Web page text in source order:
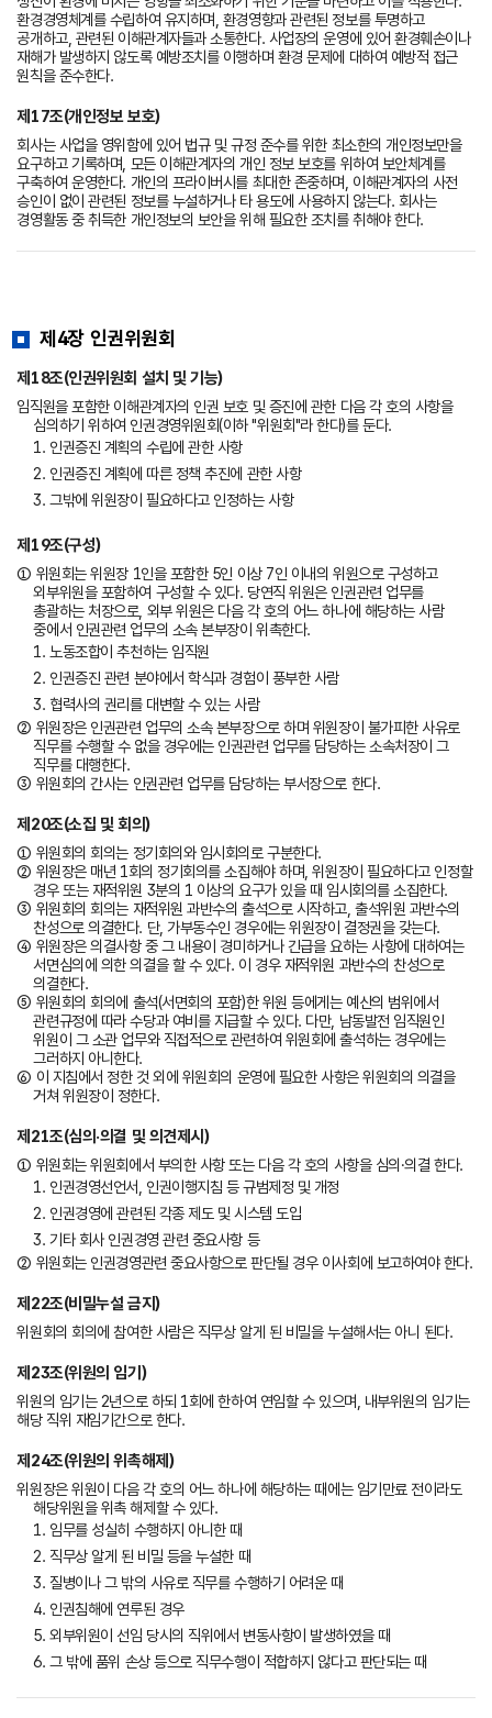
환경경영체계를 수립하여 유지하며, 환경영향과 관련된 정보를 투명하고
공개하고, 관련된 이해관계자들과 소통한다. 사업장의 운영에 있어 환경훼손이나
재해가 발생하지 않도록 예방조치를 이행하며 환경 문제에 대하여 예방적 접근
원칙을 준수한다.
제17조(개인정보 보호)
회사는 사업을 영위함에 있어 법규 및 규정 준수를 위한 최소한의 개인정보만을
요구하고 기록하며, 모든 이해관계자의 개인 정보 보호를 위하여 보안체계를
구축하여 운영한다. 개인의 프라이버시를 최대한 존중하며, 이해관계자의 사전
승인이 없이 관련된 정보를 누설하거나 타 용도에 사용하지 않는다. 회사는
경영활동 중 취득한 개인정보의 보안을 위해 필요한 조치를 취해야 한다.
제4장 인권위원회
제18조(인권위원회 설치 및 기능)
임직원을 포함한 이해관계자의 인권 보호 및 증진에 관한 다음 각 호의 사항을
심의하기 위하여 인권경영위원회(이하 "위원회"라 한다)를 둔다.
1. 인권증진 계획의 수립에 관한 사항
2. 인권증진 계획에 따른 정책 추진에 관한 사항
3. 그밖에 위원장이 필요하다고 인정하는 사항
제19조(구성)
① 위원회는 위원장 1인을 포함한 5인 이상 7인 이내의 위원으로 구성하고
외부위원을 포함하여 구성할 수 있다. 당연직 위원은 인권관련 업무를
총괄하는 처장으로, 외부 위원은 다음 각 호의 어느 하나에 해당하는 사람
중에서 인권관련 업무의 소속 본부장이 위촉한다.
1. 노동조합이 추천하는 임직원
2. 인권증진 관련 분야에서 학식과 경험이 풍부한 사람
3. 협력사의 권리를 대변할 수 있는 사람
② 위원장은 인권관련 업무의 소속 본부장으로 하며 위원장이 불가피한 사유로
직무를 수행할 수 없을 경우에는 인권관련 업무를 담당하는 소속처장이 그
직무를 대행한다.
③ 위원회의 간사는 인권관련 업무를 담당하는 부서장으로 한다.
제20조(소집 및 회의)
① 위원회의 회의는 정기회의와 임시회의로 구분한다.
② 위원장은 매년 1회의 정기회의를 소집해야 하며, 위원장이 필요하다고 인정할
경우 또는 재적위원 3분의 1 이상의 요구가 있을 때 임시회의를 소집한다.
③ 위원회의 회의는 재적위원 과반수의 출석으로 시작하고, 출석위원 과반수의
찬성으로 의결한다. 단, 가부동수인 경우에는 위원장이 결정권을 갖는다.
④ 위원장은 의결사항 중 그 내용이 경미하거나 긴급을 요하는 사항에 대하여는
서면심의에 의한 의결을 할 수 있다. 이 경우 재적위원 과반수의 찬성으로
의결한다.
⑤ 위원회의 회의에 출석(서면회의 포함)한 위원 등에게는 예산의 범위에서
관련규정에 따라 수당과 여비를 지급할 수 있다. 다만, 남동발전 임직원인
위원이 그 소관 업무와 직접적으로 관련하여 위원회에 출석하는 경우에는
그러하지 아니한다.
⑥ 이 지침에서 정한 것 외에 위원회의 운영에 필요한 사항은 위원회의 의결을
거쳐 위원장이 정한다.
제21조(심의·의결 및 의견제시)
① 위원회는 위원회에서 부의한 사항 또는 다음 각 호의 사항을 심의·의결 한다.
1. 인권경영선언서, 인권이행지침 등 규범제정 및 개정
2. 인권경영에 관련된 각종 제도 및 시스템 도입
3. 기타 회사 인권경영 관련 중요사항 등
② 위원회는 인권경영관련 중요사항으로 판단될 경우 이사회에 보고하여야 한다.
제22조(비밀누설 금지)
위원회의 회의에 참여한 사람은 직무상 알게 된 비밀을 누설해서는 아니 된다.
제23조(위원의 임기)
위원의 임기는 2년으로 하되 1회에 한하여 연임할 수 있으며, 내부위원의 임기는
해당 직위 재임기간으로 한다.
제24조(위원의 위촉해제)
위원장은 위원이 다음 각 호의 어느 하나에 해당하는 때에는 임기만료 전이라도
해당위원을 위촉 해제할 수 있다.
1. 임무를 성실히 수행하지 아니한 때
2. 직무상 알게 된 비밀 등을 누설한 때
3. 질병이나 그 밖의 사유로 직무를 수행하기 어려운 때
4. 인권침해에 연루된 경우
5. 외부위원이 선임 당시의 직위에서 변동사항이 발생하였을 때
6. 그 밖에 품위 손상 등으로 직무수행이 적합하지 않다고 판단되는 때